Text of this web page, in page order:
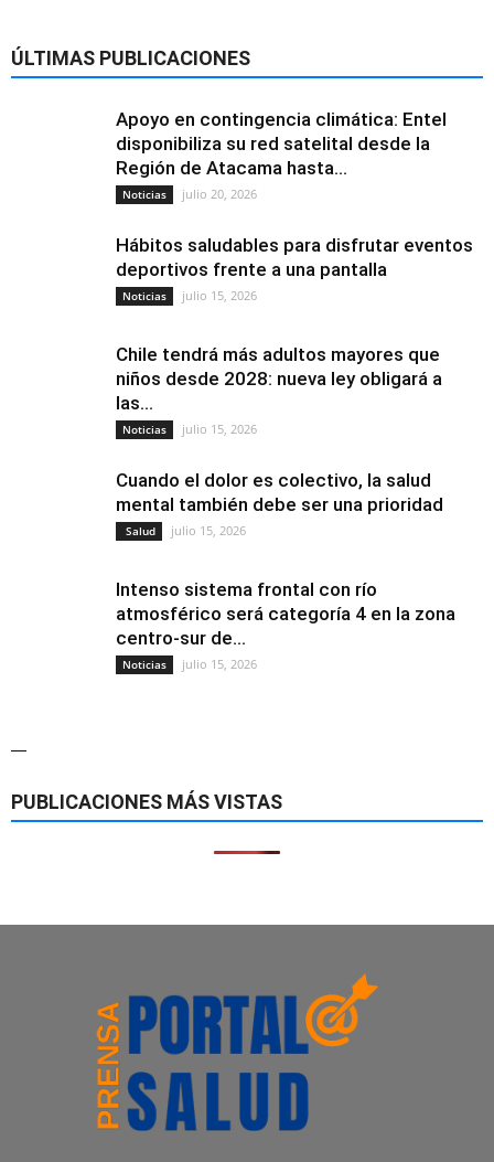
ÚLTIMAS PUBLICACIONES
Apoyo en contingencia climática: Entel
disponibiliza su red satelital desde la
Región de Atacama hasta...
Noticias julio 20, 2026
Hábitos saludables para disfrutar eventos
deportivos frente a una pantalla
Noticias julio 15, 2026
Chile tendrá más adultos mayores que
niños desde 2028: nueva ley obligará a
las...
Noticias julio 15, 2026
Cuando el dolor es colectivo, la salud
mental también debe ser una prioridad
Salud julio 15, 2026
Intenso sistema frontal con río
atmosférico será categoría 4 en la zona
centro-sur de...
Noticias julio 15, 2026
—
PUBLICACIONES MÁS VISTAS